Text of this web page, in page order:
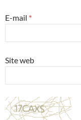
E-mail *
Site web